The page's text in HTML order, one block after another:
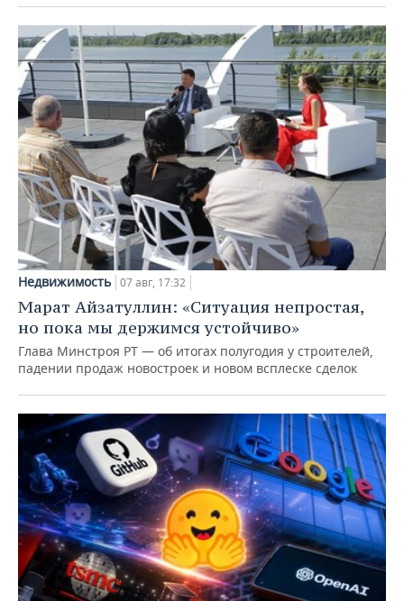
Недвижимость 07 авг, 17:32
Марат Айзатуллин: «Ситуация непростая,
но пока мы держимся устойчиво»
Глава Минстроя РТ — об итогах полугодия у строителей,
падении продаж новостроек и новом всплеске сделок